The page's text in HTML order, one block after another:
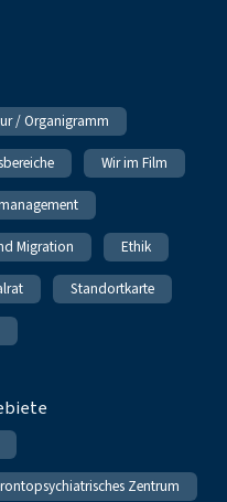
/ Organigramm
Wir im Film
Migration Ethik
Standortkarte
Zentrum